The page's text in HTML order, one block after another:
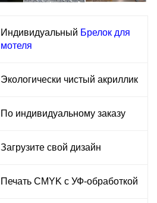
Индивидуальный Брелок для
мотеля
Экологически чистый акриллик
По индивидуальному заказу
Загрузите свой дизайн
Печать CMYK с УФ-обработкой